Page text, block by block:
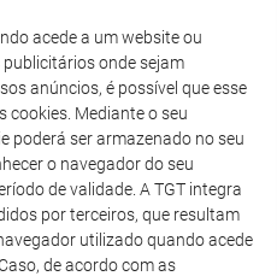
acede a um website ou
onde sejam
anúncios, é possível que esse
cookies. Mediante o seu
poderá ser armazenado no seu
o navegador do seu
de validade. A TGT integra
por terceiros, que resultam
utilizado quando acede
de acordo com as